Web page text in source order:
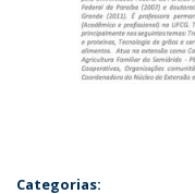
Categorias: